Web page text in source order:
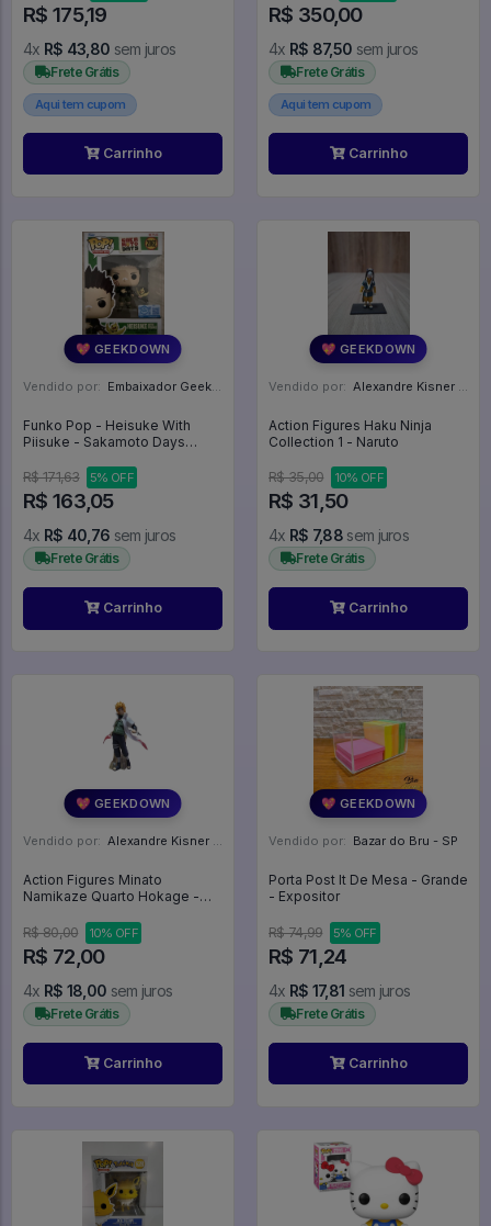
R$ 175,19
4x R$ 43,80 sem juros
Frete Grátis
Aqui tem cupom
Carrinho
R$ 350,00
4x R$ 87,50 sem juros
Frete Grátis
Aqui tem cupom
Carrinho
💖 GEEKDOWN
Vendido por: Embaixador Geek - SP
Funko Pop - Heisuke With
Piisuke - Sakamoto Days
R$ 171,63
5% OFF
R$ 163,05
4x R$ 40,76 sem juros
Frete Grátis
Carrinho
💖 GEEKDOWN
Vendido por: Alexandre Kisner - PR
Action Figures Haku Ninja
Collection 1 - Naruto
R$ 35,00 10% OFF
R$ 31,50
4x R$ 7,88 sem juros
Frete Grátis
Carrinho
💖 GEEKDOWN
Vendido por: Alexandre Kisner - PR
Action Figures Minato
Namikaze Quarto Hokage -
R$ 80,00
10% OFF
R$ 72,00
4x R$ 18,00 sem juros
Frete Grátis
Carrinho
💖 GEEKDOWN
Vendido por: Bazar do Bru - SP
Porta Post It De Mesa - Grande
- Expositor
R$ 74,99 5% OFF
R$ 71,24
4x R$ 17,81 sem juros
Frete Grátis
Carrinho